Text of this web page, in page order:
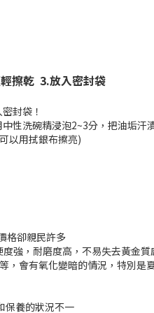
擦乾 3.放入密封袋
封袋！
性洗碗精浸泡2~3分，把油垢汗
以用拭銀布擦亮)
格卻親民許多
強，耐磨度高，不易失去黃金質
會有氧化變暗的情況，特別
保養的狀況不一